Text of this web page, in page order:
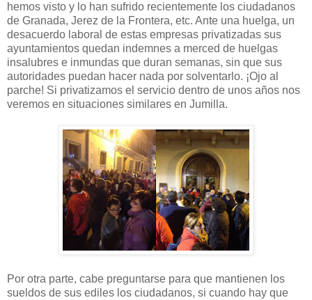
hemos visto y lo han sufrido recientemente los ciudadanos
de Granada, Jerez de la Frontera, etc. Ante una huelga, un
desacuerdo laboral de estas empresas privatizadas sus
ayuntamientos quedan indemnes a merced de huelgas
insalubres e inmundas que duran semanas, sin que sus
autoridades puedan hacer nada por solventarlo. ¡Ojo al
parche! Si privatizamos el servicio dentro de unos años nos
veremos en situaciones similares en Jumilla.
Por otra parte, cabe preguntarse para que mantienen los
sueldos de sus ediles los ciudadanos, si cuando hay que